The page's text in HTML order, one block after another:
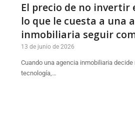
El precio de no invertir
lo que le cuesta a una
inmobiliaria seguir
13 de junio de 2026
Cuando una agencia inmobiliaria decide
tecnología,…